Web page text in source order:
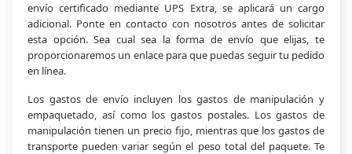
envío certificado mediante UPS Extra, se aplicará un cargo
adicional. Ponte en contacto con nosotros antes de solicitar
esta opción. Sea cual sea la forma de envío que elijas, te
proporcionaremos un enlace para que puedas seguir tu pedido
en línea.
Los gastos de envío incluyen los gastos de manipulación y
empaquetado, así como los gastos postales. Los gastos de
manipulación tienen un precio fijo, mientras que los gastos de
transporte pueden variar según el peso total del paquete. Te